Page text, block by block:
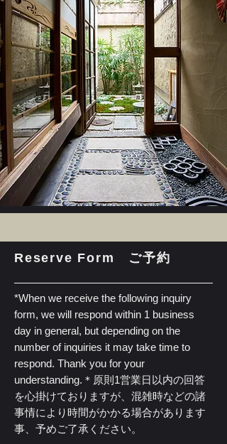
Reserve Form ご予約
*When we receive the following inquiry
form, we will respond within 1 business
day in general, but depending on the
number of inquiries it may take time to
respond. Thank you for your
understanding. ＊原則1営業日以内の回答
を心掛けておりますが、混雑時などの諸
事情により時間がかかる場合があります
事、予めご了承ください。